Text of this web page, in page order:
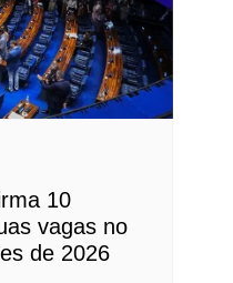
10
vagas no
de 2026